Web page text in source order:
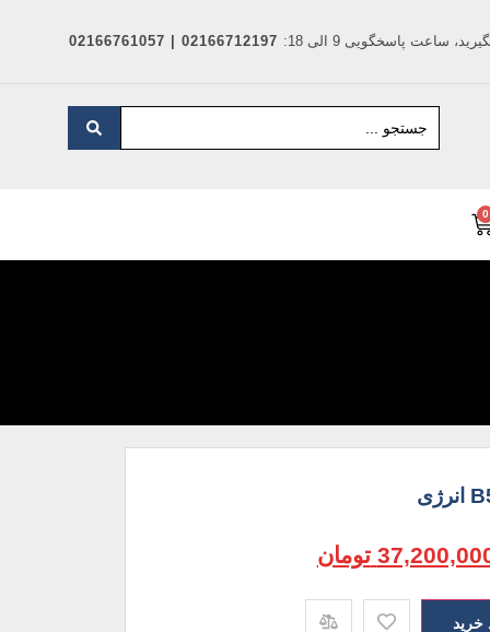
ساعت پاسخگویی 9 الی 18:
0
تومان
خرید